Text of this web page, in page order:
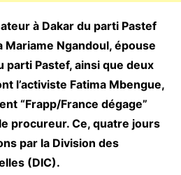
à Dakar du parti Pastef
Mariame Ngandoul, épouse
parti Pastef, ainsi que deux
l’activiste Fatima Mbengue,
“Frapp/France dégage”
procureur. Ce, quatre jours
par la Division des
(DIC).